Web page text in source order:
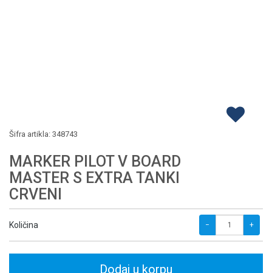
Šifra artikla: 348743
MARKER PILOT V BOARD
MASTER S EXTRA TANKI
CRVENI
Količina − +
Dodaj u korpu